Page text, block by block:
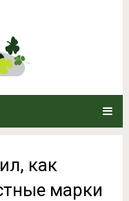
как
автомобилей,
как
марки